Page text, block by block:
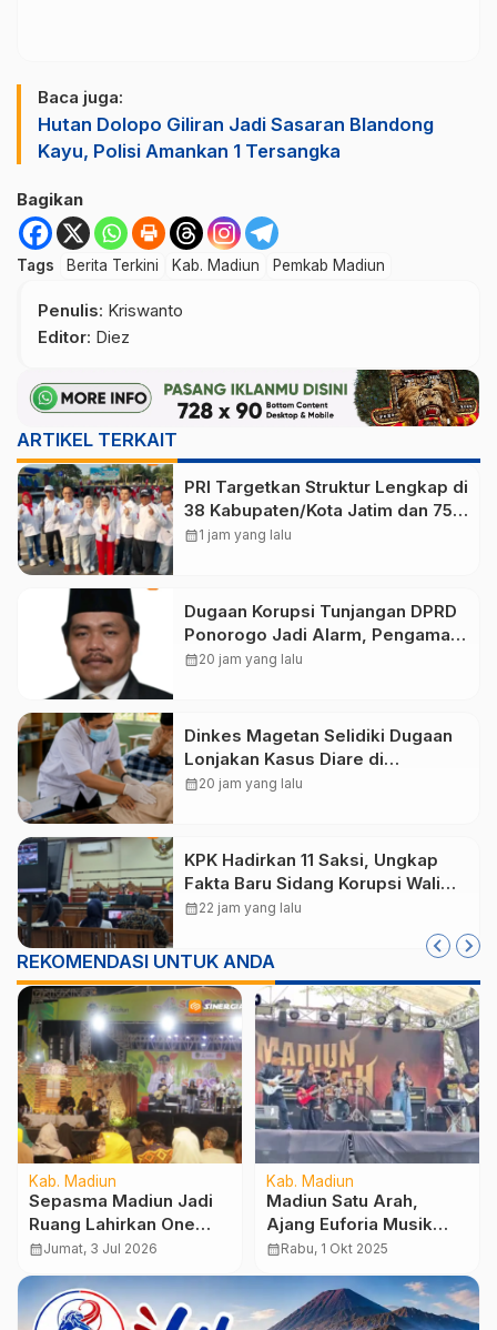
Baca juga:
Hutan Dolopo Giliran Jadi Sasaran Blandong
Kayu, Polisi Amankan 1 Tersangka
Bagikan
Tags Berita Terkini Kab. Madiun Pemkab Madiun
Penulis: Kriswanto
Editor: Diez
ARTIKEL TERKAIT
PRI Targetkan Struktur Lengkap di
38 Kabupaten/Kota Jatim dan 75
Kursi DPR RI pada Pemilu 2029
calendar_month1 jam yang lalu
Dugaan Korupsi Tunjangan DPRD
Ponorogo Jadi Alarm, Pengamat
Minta Magetan Perkuat Tata
calendar_month20 jam yang lalu
Dinkes Magetan Selidiki Dugaan
Lonjakan Kasus Diare di
Lembeyan, Lakukan Penyelidikan
calendar_month20 jam yang lalu
KPK Hadirkan 11 Saksi, Ungkap
Fakta Baru Sidang Korupsi Wali
Kota Madiun Nonaktif Maidi
calendar_month22 jam yang lalu
REKOMENDASI UNTUK ANDA
Kab. Madiun
Sepasma Madiun Jadi
Ruang Lahirkan One
Village One Creative
Hub, UMKM Soroti
Pemasaran hingga
Digitalisasi
calendar_monthJumat, 3 Jul 2026
Kab. Madiun
Madiun Satu Arah,
Ajang Euforia Musik
Rock dan Kebersamaan
calendar_monthRabu, 1 Okt 2025